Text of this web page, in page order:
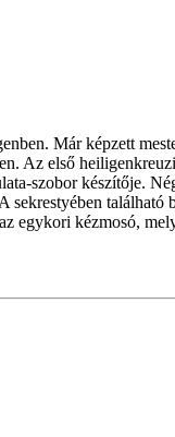
Már képzett
Az első
szobor készítője.
található
egykori kézmosó,